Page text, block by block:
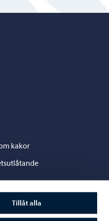
Tillåt alla
kakor
profil och vapen